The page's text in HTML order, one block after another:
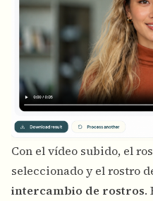
Con el vídeo subido, el
seleccionado y el rostro
intercambio de rostros.